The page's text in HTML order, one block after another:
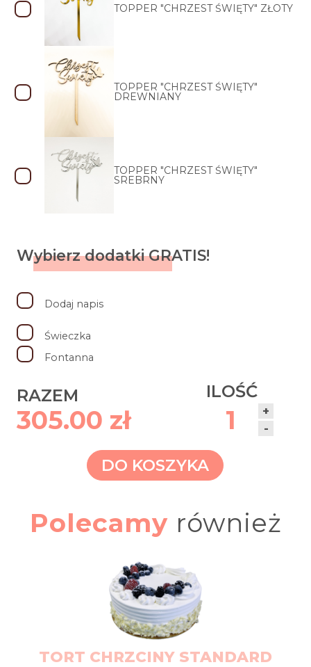
TOPPER "CHRZEST ŚWIĘTY" ZŁOTY
TOPPER "CHRZEST ŚWIĘTY"
DREWNIANY
TOPPER "CHRZEST ŚWIĘTY"
SREBRNY
Wybierz dodatki GRATIS!
Dodaj napis
Świeczka
Fontanna
RAZEM
305.00 zł
ILOŚĆ
1
+
-
DO KOSZYKA
Polecamy również
TORT CHRZCINY STANDARD